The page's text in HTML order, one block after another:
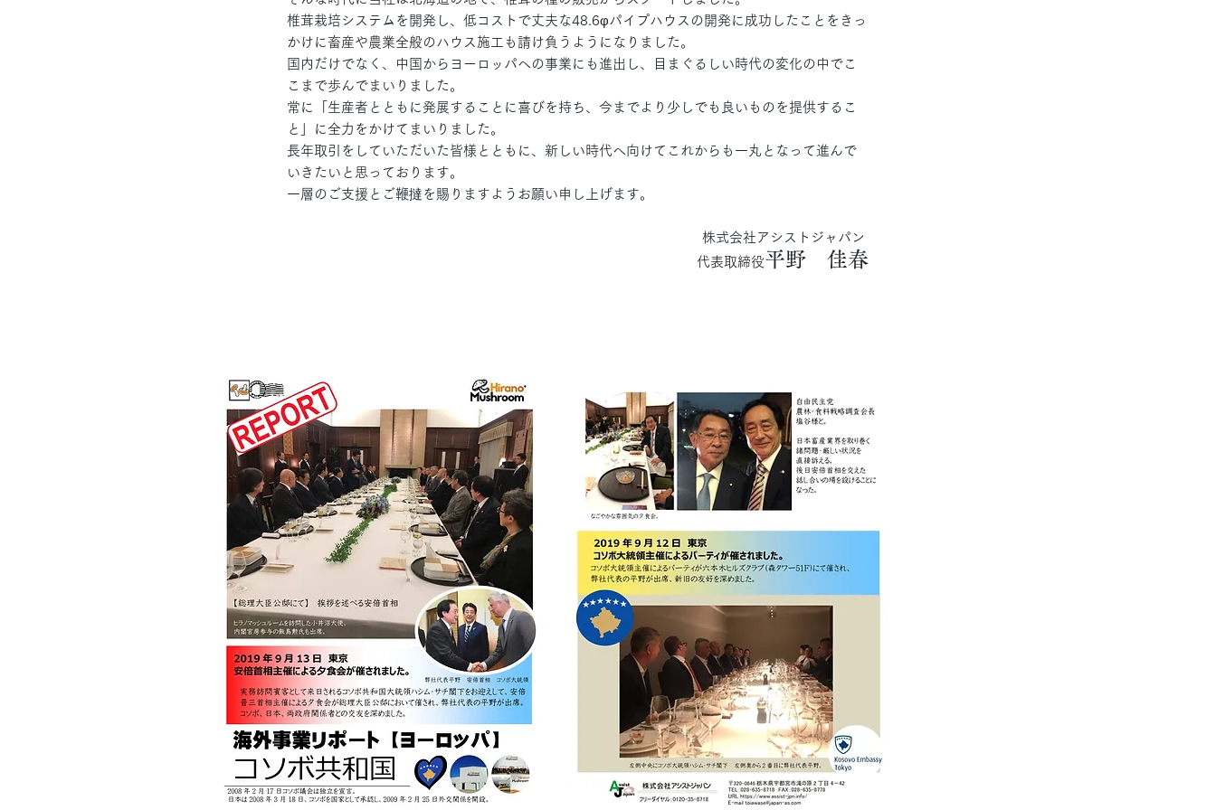
椎茸栽培システムを開発し、低コストで丈夫な48.6φパイプハウスの開発に成功したことをきっ
かけに畜産や農業全般のハウス施工も請け負うようになりました。
国内だけでなく、中国からヨーロッパへの事業にも進出し、目まぐるしい時代の変化の中でこ
こまで歩んでまいりました。
常に「生産者とともに発展することに喜びを持ち、今までより少しでも良いものを提供するこ
と」に全力をかけてまいりました。
長年取引をしていただいた皆様とともに、新しい時代へ向けてこれからも一丸となって進んで
いきたいと思っております。
一層のご支援とご鞭撻を賜りますようお願い申し上げます。
株式会社アシストジャパン
代表取締役​平野 佳春